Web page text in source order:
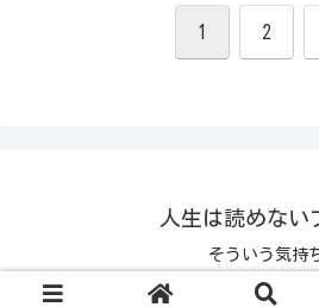
1 2
人生は読めない
そういう気持
© 1970 人生は読めな